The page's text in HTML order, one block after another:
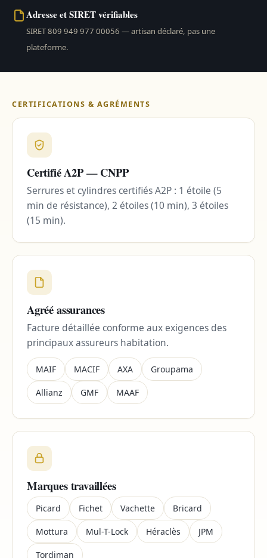
Adresse et SIRET vérifiables
SIRET 809 949 977 00056 — artisan déclaré, pas une
plateforme.
CERTIFICATIONS & AGRÉMENTS
Certifié A2P — CNPP
Serrures et cylindres certifiés A2P : 1 étoile (5
min de résistance), 2 étoiles (10 min), 3 étoiles
(15 min).
Agréé assurances
Facture détaillée conforme aux exigences des
principaux assureurs habitation.
MAIF MACIF AXA Groupama
Allianz GMF MAAF
Marques travaillées
Picard Fichet Vachette Bricard
Mottura Mul-T-Lock Héraclès JPM
Tordjman